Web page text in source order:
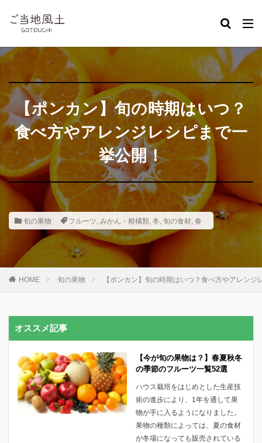
【ポンカン】旬の時期はいつ？
食べ方やアレンジレシピまで一
挙公開！
旬の果物 フルーツ, みかん・柑橘類, 冬, 旬の食材, 春
HOME 旬の果物 【ポンカン】旬の時期はいつ？食べ方やアレンジ
オススメ記事
【今が旬の果物は？】春夏秋冬
の季節のフルーツ一覧52選
ハウス栽培をはじめとした生産技
術の進歩により、1年を通して果
物が手に入るようになりました。
果物の種類によっては、夏の食材
が冬場になっても販売されている
カテゴリー
タグ
煮込み料理 旬の食材 野菜 フルーツ 春
夏 秋 冬 魚介類 季節のイベント
レシピ お弁当 スイーツ ご当地 おかず
米 芋 出汁 肉 馬刺し 健康
みかん・柑橘類 デコポン・不知火 麺 ぶどう
メロン いちご すいか 桃 梨 柿
南国フルーツ とうもろこし ギフト 日用品
北海道地方 東北地方 九州・沖縄地方 青森
長野 広島 福岡 長崎 大分
検索